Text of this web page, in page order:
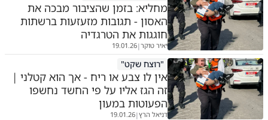
מחליא: בזמן שהציבור מבכה את
האסון - תגובות מזעזעות ברשתות
חוגגות את הטרגדיה
יאיר טוקר|
19.01.26
"רוצח שקט"
אין לו צבע או ריח - אך הוא קטלני |
זה הגז אליו על פי החשד נחשפו
הפעוטות במעון
דניאל הרץ|
19.01.26